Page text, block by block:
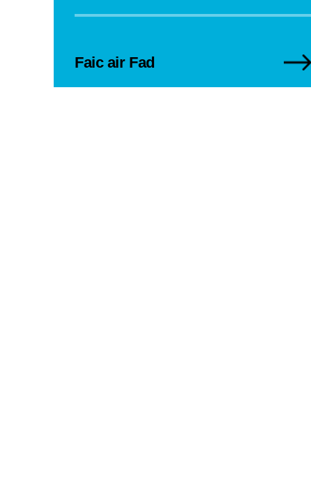
Faic air Fad